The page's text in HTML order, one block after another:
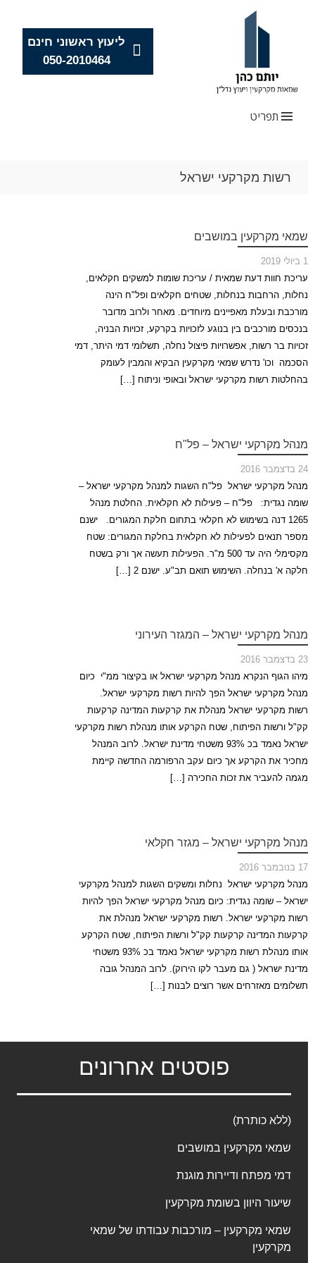
תפריט
to
ליעוץ ראשוני חינם
050-2010464
רשות מקרקעי ישראל
שמאי מקרקעין במושבים
1 ביולי 2019
עריכת חוות דעת שמאית / עריכת שומות למשקים חקלאים,
נחלות, הרחבות בנחלות, שטחים חקלאים ופל"ח הינה
מורכבת ובעלת מאפיינים מיוחדים. מאחר ולרוב מדובר
בנכסים מורכבים בין בנוגע לזכויות בקרקע, זכויות הבניה,
זכויות בר רשות, אפשרויות פיצול נחלה, תשלומי דמי היתר, דמי
הסכמה וכו' נדרש שמאי מקרקעין הבקיא והמבין לעומק
בהחלטות רשות מקרקעי ישראל ובאופי וניתוח […]
מנהל מקרקעי ישראל – פל"ח
24 בדצמבר 2016
מנהל מקרקעי ישראל פל"ח השגות למנהל מקרקעי ישראל –
שומה נגדית: פל"ח – פעילות לא חקלאית. החלטת מנהל
1265 דנה בשימוש לא חקלאי בתחום חלקת המגורים. ישנם
מספר תנאים לפעילות לא חקלאית בחלקת המגורים: שטח
מקסימלי היה עד 500 מ"ר. הפעילות תעשה אך ורק בשטח
חלקה א' בנחלה. השימוש תואם תב"ע. ישנם 2 […]
מנהל מקרקעי ישראל – המגזר העירוני
23 בדצמבר 2016
מיהו הגוף הנקרא מנהל מקרקעי ישראל או בקיצור ממ"י כיום
מנהל מקרקעי ישראל הפך להיות רשות מקרקעי ישראל.
רשות מקרקעי ישראל מנהלת את קרקעות המדינה קרקעות
קק"ל ורשות הפיתוח, שטח הקרקע אותו מנהלת רשות מקרקעי
ישראל נאמד בכ 93% משטחי מדינת ישראל. לרוב המנהל
מחכיר את הקרקע אך כיום עקב הרפורמה החדשה קיימת
מגמה להעביר את זכות החכירה […]
מנהל מקרקעי ישראל – מגזר חקלאי
17 בנובמבר 2016
מנהל מקרקעי ישראל נחלות ומשקים השגות למנהל מקרקעי
ישראל – שומה נגדית: כיום מנהל מקרקעי ישראל הפך להיות
רשות מקרקעי ישראל. רשות מקרקעי ישראל מנהלת את
קרקעות המדינה קרקעות קק"ל ורשות הפיתוח, שטח הקרקע
אותו מנהלת רשות מקרקעי ישראל נאמד בכ 93% משטחי
מדינת ישראל ( גם מעבר לקו הירוק). לרוב המנהל גובה
תשלומים מאזרחים אשר רוצים לבנות […]
פוסטים אחרונים
(ללא כותרת)
שמאי מקרקעין במושבים
דמי מפתח ודיירות מוגנת
שיעור היוון בשומת מקרקעין
שמאי מקרקעין – מורכבות עבודתו של שמאי
מקרקעין